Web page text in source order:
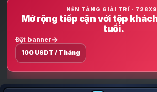
NỀN TẢNG GIẢI TRÍ ·
Mở rộng tiếp cận với tệp
tuổi.
Đặt banner
100 USDT / Tháng